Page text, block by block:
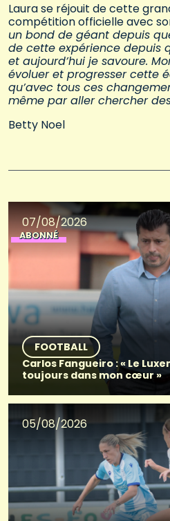
Laura se réjouit de cette
compétition officielle avec
un bond de géant depuis
de cette expérience depuis
et aujourd’hui je savoure.
évoluer et progresser cette
qu’avec tous ces
même par aller chercher
Betty Noel
07/08/2026
ABONNÉ
FOOTBALL
Carlos Fangueiro : « Le
toujours dans mon cœur »
05/08/2026